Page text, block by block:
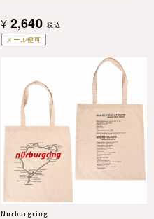
メール便可
¥ 2,640 税込
Nurburgring